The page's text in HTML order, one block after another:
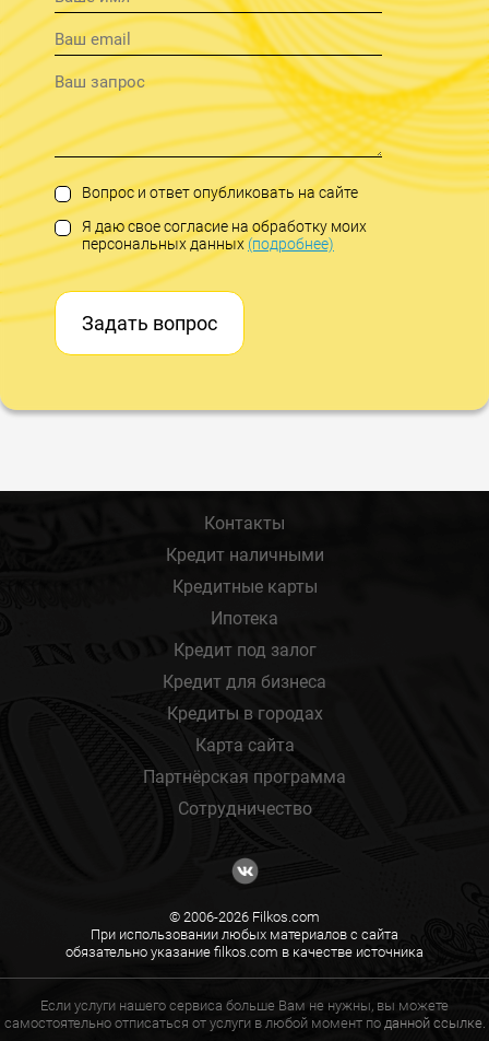
Вопрос и ответ опубликовать на сайте
Я даю свое согласие на обработку моих
персональных данных(подробнее)
Задать вопрос
Контакты
Кредит наличными
Кредитные карты
Ипотека
Кредит под залог
Кредит для бизнеса
Кредиты в городах
Карта сайта
Партнёрская программа
Сотрудничество
© 2006-2026 Filkos.com
При использовании любых материалов с сайта
обязательно указание filkos.com в качестве источника
Если услуги нашего сервиса больше Вам не нужны, вы можете
самостоятельно отписаться от услуги в любой момент по данной ссылке.